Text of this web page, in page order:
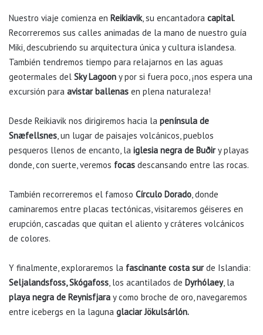
Nuestro viaje comienza en Reikiavik, su encantadora capital.
Recorreremos sus calles animadas de la mano de nuestro guía
Miki, descubriendo su arquitectura única y cultura islandesa.
También tendremos tiempo para relajarnos en las aguas
geotermales del Sky Lagoon y por si fuera poco, ¡nos espera una
excursión para avistar ballenas en plena naturaleza!
Desde Reikiavik nos dirigiremos hacia la península de
Snæfellsnes, un lugar de paisajes volcánicos, pueblos
pesqueros llenos de encanto, la iglesia negra de Buðiry playas
donde, con suerte, veremos focas descansando entre las rocas.
También recorreremos el famoso Círculo Dorado, donde
caminaremos entre placas tectónicas, visitaremos géiseres en
erupción, cascadas que quitan el aliento y cráteres volcánicos
de colores.
Y finalmente, exploraremos la fascinante costa surde Islandia:
Seljalandsfoss, Skógafoss, los acantilados de Dyrhólaey, la
playa negra de Reynisfjara y como broche de oro, navegaremos
entre icebergs en la laguna glaciar Jökulsárlón.